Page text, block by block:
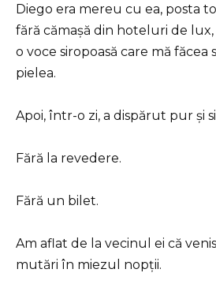
Diego era mereu cu ea, posta
fără cămașă din hoteluri de lux,
o voce siropoasă care mă făcea
pielea.
Apoi, într-o zi, a dispărut pur și
Fără la revedere.
Fără un bilet.
Am aflat de la vecinul ei că
mutări în miezul nopții.